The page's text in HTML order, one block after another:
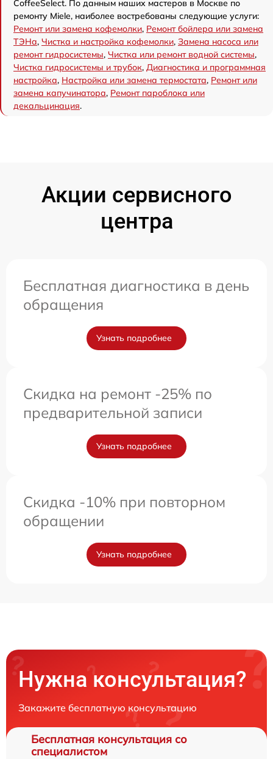
CoffeeSelect. По данным наших мастеров в Москве по
ремонту Miele, наиболее востребованы следующие услуги:
Ремонт или замена кофемолки, Ремонт бойлера или замена
ТЭНа, Чистка и настройка кофемолки, Замена насоса или
ремонт гидросистемы, Чистка или ремонт водной системы,
Чистка гидросистемы и трубок, Диагностика и программная
настройка, Настройка или замена термостата, Ремонт или
замена капучинатора, Ремонт пароблока или
декальцинация.
Акции сервисного
центра
Бесплатная диагностика в день
обращения
Узнать подробнее
Скидка на ремонт -25% по
предварительной записи
Узнать подробнее
Скидка -10% при повторном
обращении
Узнать подробнее
Нужна консультация?
Закажите бесплатную консультацию
Бесплатная консультация со
специалистом